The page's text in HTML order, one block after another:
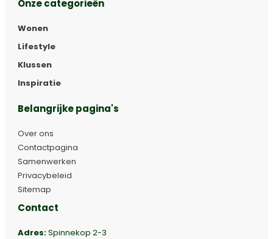
Onze categorieën
Wonen
Lifestyle
Klussen
Inspiratie
Belangrijke pagina's
Over ons
Contactpagina
Samenwerken
Privacybeleid
Sitemap
Contact
Adres:Spinnekop 2-3